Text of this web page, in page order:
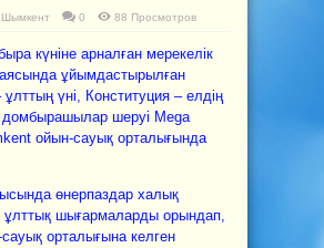
Шымкент 0 88 Просмотров
күніне арналған мерекелік
ұйымдастырылған
үні, Конституция – елдің
домбырашылар шеруі Mega
ойын-сауық орталығында
өнерпаздар халық
ұлттық шығармаларды орындап,
орталығына келген